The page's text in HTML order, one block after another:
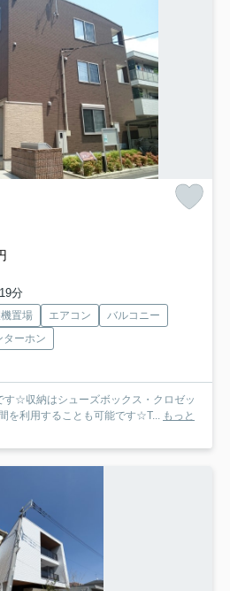
分
置場 エアコン
バルコニー
ターホン
す☆収納はシューズボックス・クロゼッ
を利用することも可能です☆T... もっと